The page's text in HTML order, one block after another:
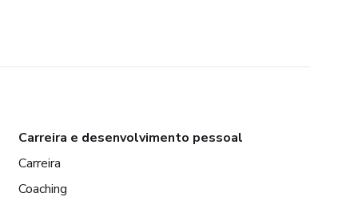
Carreira e desenvolvimento pessoal
Carreira
Coaching